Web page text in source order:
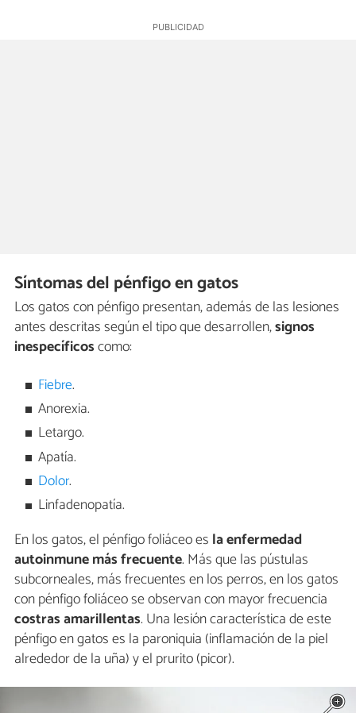
Síntomas del pénfigo en gatos
Los gatos con pénfigo presentan, además de las lesiones
antes descritas según el tipo que desarrollen,signos
inespecíficoscomo:
Fiebre.
Anorexia.
Letargo.
Apatía.
Dolor.
Linfadenopatía.
En los gatos, el pénfigo foliáceo es la enfermedad
autoinmune más frecuente. Más que las pústulas
subcorneales, más frecuentes en los perros, en los gatos
con pénfigo foliáceo se observan con mayor frecuencia
costras amarillentas. Una lesión característica de este
pénfigo en gatos es la paroniquia (inflamación de la piel
alrededor de la uña) y el prurito (picor).